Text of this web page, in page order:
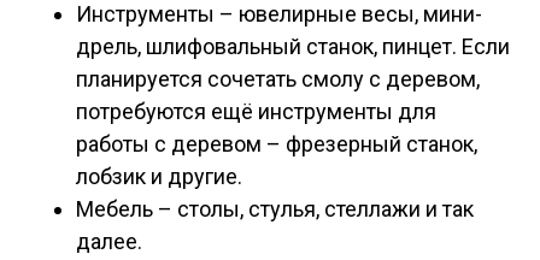
Инструменты – ювелирные весы, мини-
дрель, шлифовальный станок, пинцет. Если
планируется сочетать смолу с деревом,
потребуются ещё инструменты для
работы с деревом – фрезерный станок,
лобзик и другие.
Мебель – столы, стулья, стеллажи и так
далее.